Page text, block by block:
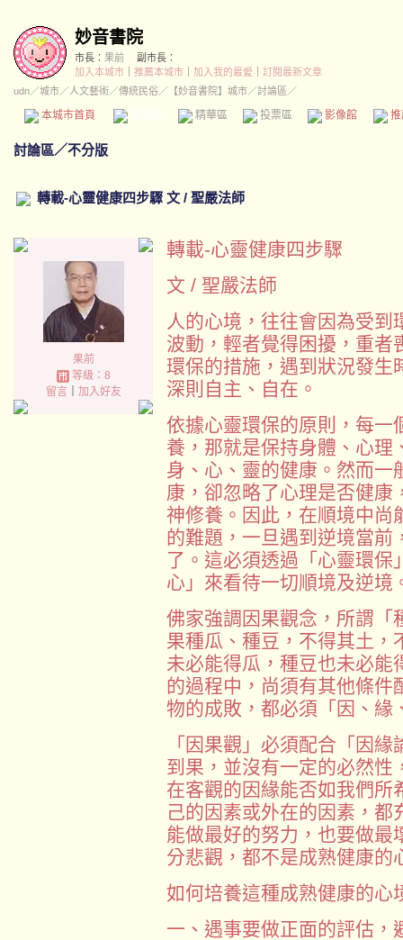
妙音書院
市長： 果前
副市長：
加入本城市
推薦本城市 加入我的最愛
訂閱最新文章
udn／城市／人文藝術／傳統民俗／ 【妙音書院】城市／討論區／
本城市首頁 精華區 投票區 影像館
討論區／不分版
轉載-心靈健康四步驟 文 / 聖嚴法師
果前
等級：8
留言｜ 加入好友
轉載-心靈健康四步驟
文 / 聖嚴法師
人的心境，往往會因為受
波動，輕者覺得困擾，重者
環保的措施，遇到狀況發生
深則自主、自在。
依據心靈環保的原則，每一
養，那就是保持身體、心理
身、心、靈的健康。然而一
康，卻忽略了心理是否健康
神修養。因此，在順境中尚
的難題，一旦遇到逆境當前
了。這必須透過「心靈環保
心」來看待一切順境及逆境
佛家強調因果觀念，所謂「
果種瓜、種豆，不得其土，
未必能得瓜，種豆也未必能
的過程中，尚須有其他條件
物的成敗，都必須「因、緣
「因果觀」必須配合「因
到果，並沒有一定的必然性
在客觀的因緣能否如我們所
己的因素或外在的因素，
能做最好的努力，也要做最
分悲觀，都不是成熟健康的
如何培養這種成熟健康的心
一、遇事要做正面的評估，